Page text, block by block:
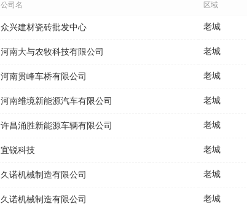
公司名 区域
众兴建材瓷砖批发中心 老城
河南大与农牧科技有限公司 老城
河南贯峰车桥有限公司 老城
河南维境新能源汽车有限公司 老城
许昌涌胜新能源车辆有限公司 老城
宜锐科技 老城
久诺机械制造有限公司 老城
久诺机械制造有限公司 老城